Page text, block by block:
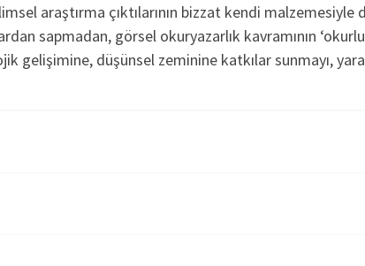
araştırma çıktılarının bizzat kendi malzemesiyle
sapmadan, görsel okuryazarlık kavramının
gelişimine, düşünsel zeminine katkılar sunmayı,